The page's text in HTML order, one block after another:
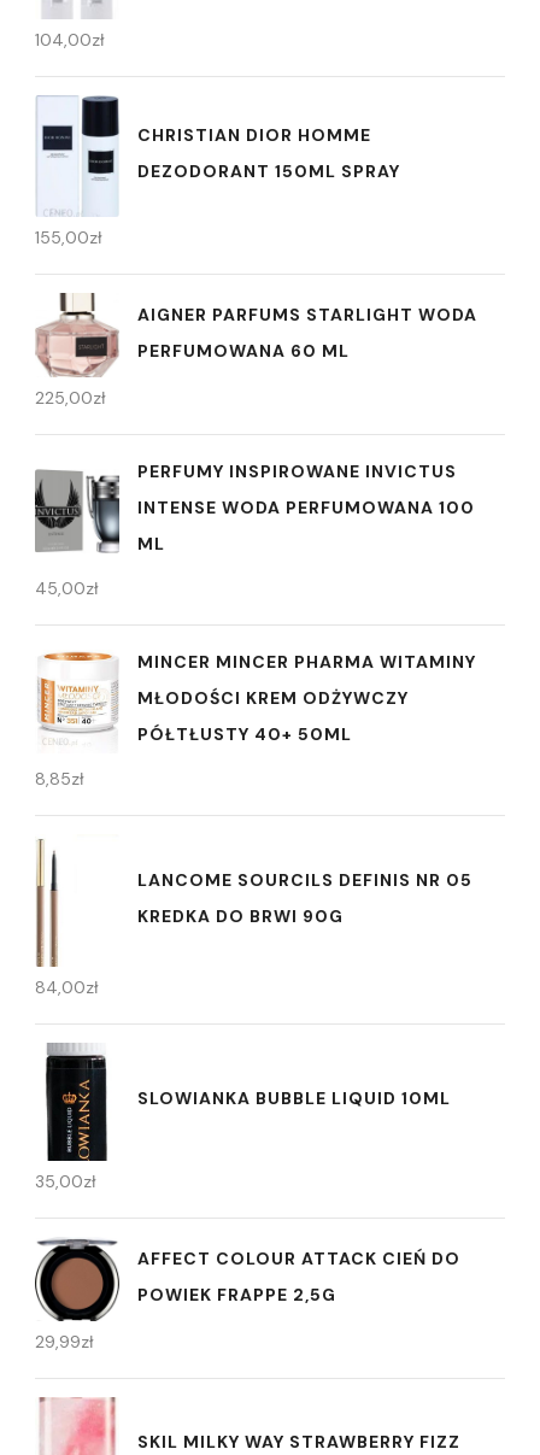
104,00zł
CHRISTIAN DIOR HOMME
DEZODORANT 150ML SPRAY
155,00zł
AIGNER PARFUMS STARLIGHT WODA
PERFUMOWANA 60 ML
225,00zł
PERFUMY INSPIROWANE INVICTUS
INTENSE WODA PERFUMOWANA 100
ML
45,00zł
MINCER MINCER PHARMA WITAMINY
MŁODOŚCI KREM ODŻYWCZY
PÓŁTŁUSTY 40+ 50ML
8,85zł
LANCOME SOURCILS DEFINIS NR 05
KREDKA DO BRWI 90G
84,00zł
SLOWIANKA BUBBLE LIQUID 10ML
35,00zł
AFFECT COLOUR ATTACK CIEŃ DO
POWIEK FRAPPE 2,5G
29,99zł
SKIL MILKY WAY STRAWBERRY FIZZ